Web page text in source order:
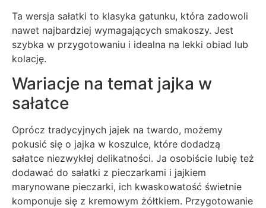
Ta wersja sałatki to klasyka gatunku, która zadowoli
nawet najbardziej wymagających smakoszy. Jest
szybka w przygotowaniu i idealna na lekki obiad lub
kolację.
Wariacje na temat jajka w
sałatce
Oprócz tradycyjnych jajek na twardo, możemy
pokusić się o jajka w koszulce, które dodadzą
sałatce niezwykłej delikatności. Ja osobiście lubię też
dodawać do sałatki z pieczarkami i jajkiem
marynowane pieczarki, ich kwaskowatość świetnie
komponuje się z kremowym żółtkiem. Przygotowanie